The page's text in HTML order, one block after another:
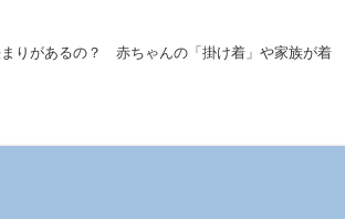
りがあるの？ 赤ちゃんの「掛け着」や家族が着